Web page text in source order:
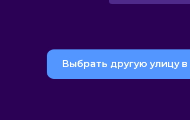
Выбрать другую улицу